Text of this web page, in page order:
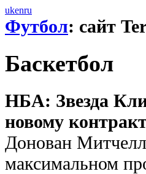
ukenru
Футбол: сайт
Баскетбол
НБА: Звезда
новому
Донован Митчелл
максимальном